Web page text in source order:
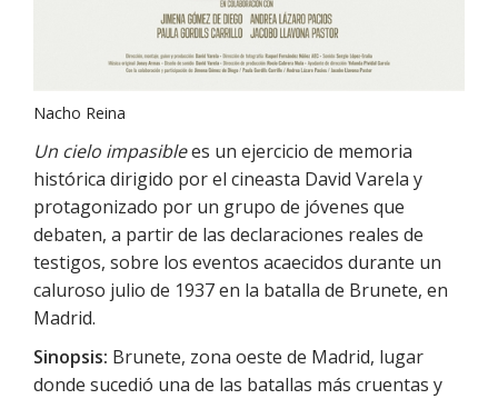
Nacho Reina
Un cielo impasiblees un ejercicio de memoria
histórica dirigido por el cineasta David Varela y
protagonizado por un grupo de jóvenes que
debaten, a partir de las declaraciones reales de
testigos, sobre los eventos acaecidos durante un
caluroso julio de 1937 en la batalla de Brunete, en
Madrid.
Sinopsis: Brunete, zona oeste de Madrid, lugar
donde sucedió una de las batallas más cruentas y